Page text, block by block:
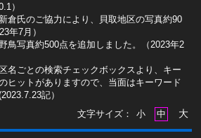
）
倉氏のご協力により、貝取地区の写真約90
年7月）
鳥写真約500点を追加しました。（2023年2
名ごとの検索チェックボックスより、キー
ヒットがありますので、当面はキーワード
記）
文字サイズ：
小 中 大